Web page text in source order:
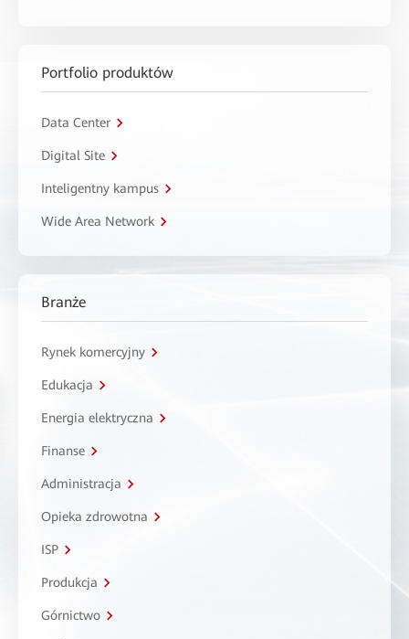
Portfolio produktów
Data Center
Digital Site
Inteligentny kampus
Wide Area Network
Branże
Rynek komercyjny
Edukacja
Energia elektryczna
Finanse
Administracja
Opieka zdrowotna
ISP
Produkcja
Górnictwo